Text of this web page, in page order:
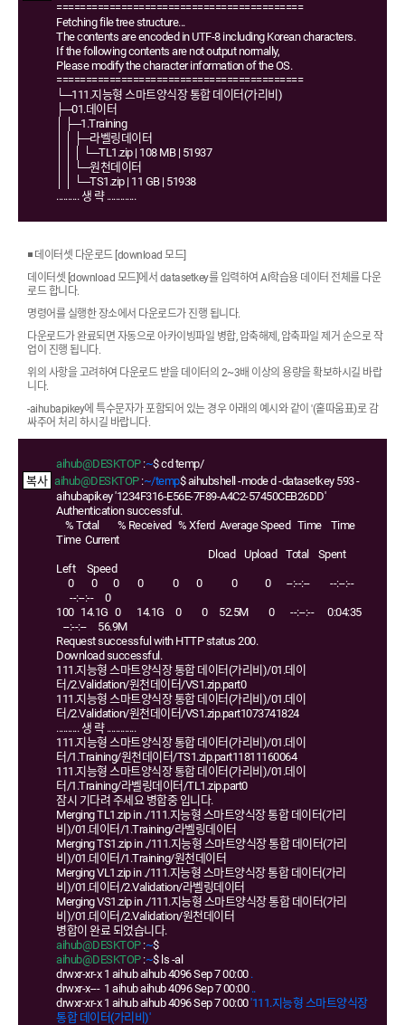
==========================================
Fetching file tree structure...
The contents are encoded in UTF-8 including Korean characters.
If the following contents are not output normally,
Please modify the character information of the OS.
==========================================
└─111.지능형 스마트양식장 통합 데이터(가리비)
├─01.데이터
│ ├─1.Training
│ │ ├─라벨링데이터
│ │ │ └─TL1.zip | 108 MB | 51937
│ │ └─원천데이터
│ │ └─TS1.zip | 11 GB | 51938
.......... 생 략 .............
◾ 데이터셋 다운로드 [download 모드]
데이터셋 [download 모드]에서 datasetkey를 입력하여 AI학습용 데이터 전체를 다운
로드 합니다.
명령어를 실행한 장소에서 다운로드가 진행 됩니다.
다운로드가 완료되면 자동으로 아카이빙파일 병합, 압축해제, 압축파일 제거 순으로 작
업이 진행 됩니다.
위의 사항을 고려하여 다운로드 받을 데이터의 2~3배 이상의 용량을 확보하시길 바랍
니다.
-aihubapikey에 특수문자가 포함되어 있는 경우 아래의 예시와 같이 '(홑따움표)로 감
싸주어 처리 하시길 바랍니다.
aihub@DESKTOP:~$ cd temp/
aihub@DESKTOP:~/temp$ aihubshell -mode d -datasetkey 593 -
aihubapikey '1234F316-E56E-7F89-A4C2-57450CEB26DD'
Authentication successful.
% Total % Received % Xferd Average Speed Time Time
Time Current
Dload Upload Total Spent
Left Speed
0 0 0 0 0 0 0 0 --:--:-- --:--:--
--:--:-- 0
100 14.1G 0 14.1G 0 0 52.5M 0 --:--:-- 0:04:35
--:--:-- 56.9M
Request successful with HTTP status 200.
Download successful.
111.지능형 스마트양식장 통합 데이터(가리비)/01.데이
터/2.Validation/원천데이터/VS1.zip.part0
111.지능형 스마트양식장 통합 데이터(가리비)/01.데이
터/2.Validation/원천데이터/VS1.zip.part1073741824
.......... 생 략 .............
111.지능형 스마트양식장 통합 데이터(가리비)/01.데이
터/1.Training/원천데이터/TS1.zip.part11811160064
111.지능형 스마트양식장 통합 데이터(가리비)/01.데이
터/1.Training/라벨링데이터/TL1.zip.part0
잠시 기다려 주세요 병합중 입니다.
Merging TL1.zip in ./111.지능형 스마트양식장 통합 데이터(가리
비)/01.데이터/1.Training/라벨링데이터
Merging TS1.zip in ./111.지능형 스마트양식장 통합 데이터(가리
비)/01.데이터/1.Training/원천데이터
Merging VL1.zip in ./111.지능형 스마트양식장 통합 데이터(가리
비)/01.데이터/2.Validation/라벨링데이터
Merging VS1.zip in ./111.지능형 스마트양식장 통합 데이터(가리
비)/01.데이터/2.Validation/원천데이터
병합이 완료 되었습니다.
aihub@DESKTOP:~$
aihub@DESKTOP:~$ ls -al
drwxr-xr-x 1 aihub aihub 4096 Sep 7 00:00 .
drwxr-x--- 1 aihub aihub 4096 Sep 7 00:00 ..
drwxr-xr-x 1 aihub aihub 4096 Sep 7 00:00'111.지능형 스마트양식장
통합 데이터(가리비)'